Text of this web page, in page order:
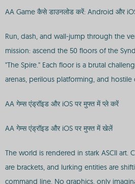
AA Game कैसे डाउनलोड करें: Android और
Run, dash, and wall-jump through the
mission: ascend the 50 floors of the
"The Spire." Each floor is a brutal
arenas, perilous platforming, and hostile
AA गेम्स एंड्रॉइड और iOS पर मुफ्त में प्ले करें
AA गेम्स एंड्रॉइड और iOS पर मुफ्त में खेलें
The world is rendered in stark ASCII art.
are brackets, and lurking entities are
command line. No graphics, only